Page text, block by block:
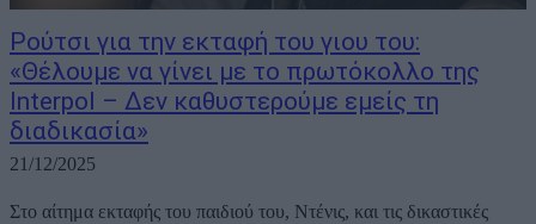
Ρούτσι για την εκταφή του γιου του:
«Θέλουμε να γίνει με το πρωτόκολλο της
Interpol – Δεν καθυστερούμε εμείς τη
διαδικασία»
21/12/2025
Στο αίτημα εκταφής του παιδιού του, Ντένις, και τις δικαστικές